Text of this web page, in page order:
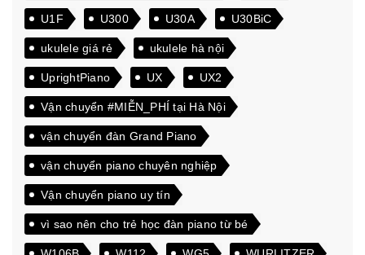
U1F U300 U30A U30BiC
ukulele giá rẻ ukulele hà nội
UprightPiano UX UX2
Vận chuyển #MIỄN_PHÍ tại Hà Nội
vận chuyển đàn Grand Piano
vận chuyển piano chuyên nghiệp
Vận chuyển piano uy tín
vì sao nên cho trẻ học đàn piano từ bé